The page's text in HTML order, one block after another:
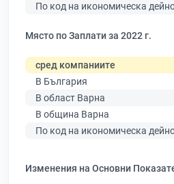
По код на икономическа
Място по Заплати за 2022 г.
сред компаниите
В България
В област Варна
В община Варна
По код на икономическа
Изменения на Основни